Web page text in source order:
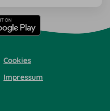
Cookies
Impressum